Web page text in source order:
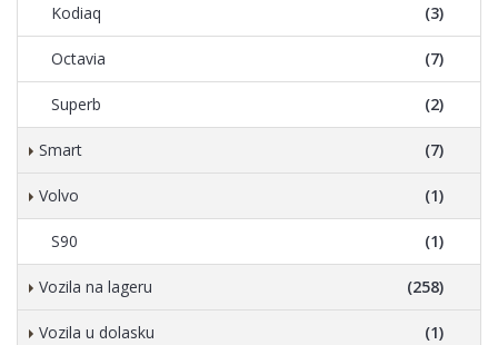
Kodiaq (3)
Octavia (7)
Superb (2)
Smart (7)
Volvo (1)
S90 (1)
Vozila na lageru (258)
Vozila u dolasku (1)